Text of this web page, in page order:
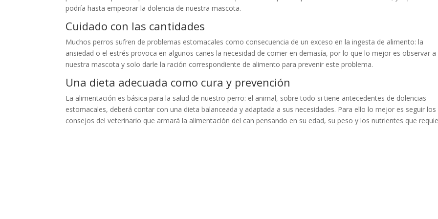
podría hasta empeorar la dolencia de nuestra mascota.
Cuidado con las cantidades
Muchos perros sufren de problemas estomacales como consecuencia de un exceso en la ingesta de alimento: la
ansiedad o el estrés provoca en algunos canes la necesidad de comer en demasía, por lo que lo mejor es observar a
nuestra mascota y solo darle la ración correspondiente de alimento para prevenir este problema.
Una dieta adecuada como cura y prevención
La alimentación es básica para la salud de nuestro perro: el animal, sobre todo si tiene antecedentes de dolencias
estomacales, deberá contar con una dieta balanceada y adaptada a sus necesidades. Para ello lo mejor es seguir los
consejos del veterinario que armará la alimentación del can pensando en su edad, su peso y los nutrientes que